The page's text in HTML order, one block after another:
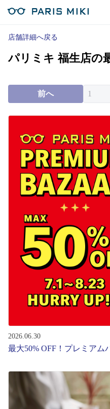
マイページ
Opera Club会員
オンラインショップ会員
店舗を探す
店舗検索/来店予約
商品を探す
メガネ
レンズ
サングラス
コンタクトレンズ
グッズ・小物
ブランドを探す
店舗詳細へ戻る
パリミキ 福生店の
前へ
2026.06.30
最大50% OFF！プレミアム